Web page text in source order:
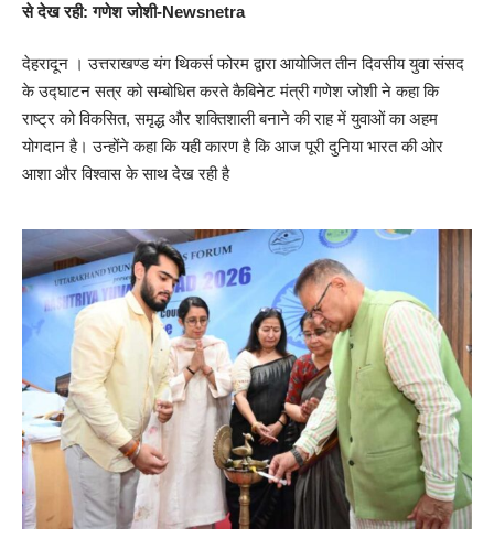
से देख रही: गणेश जोशी-Newsnetra
देहरादून । उत्तराखण्ड यंग थिकर्स फोरम द्वारा आयोजित तीन दिवसीय युवा संसद
के उद्घाटन सत्र को सम्बोधित करते कैबिनेट मंत्री गणेश जोशी ने कहा कि
राष्ट्र को विकसित, समृद्ध और शक्तिशाली बनाने की राह में युवाओं का अहम
योगदान है। उन्होंने कहा कि यही कारण है कि आज पूरी दुनिया भारत की ओर
आशा और विश्वास के साथ देख रही है